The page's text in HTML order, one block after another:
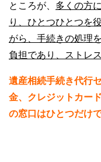
ところが、 多くの方
り、ひとつひとつを
がら、手続きの処理
負担であり、ストレ
遺産相続手続き代行
金、クレジットカー
の窓口はひとつだけ